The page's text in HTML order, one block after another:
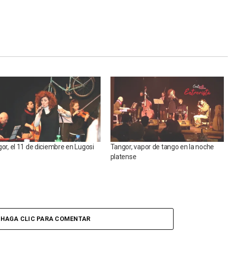
el 11 de diciembre en Lugosi
Tangor, vapor de tango en la noche
platense
HAGA CLIC PARA COMENTAR